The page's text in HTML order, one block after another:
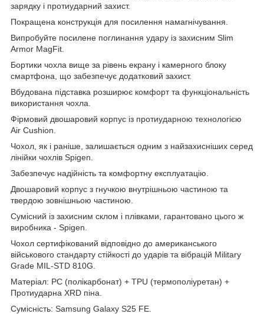
зарядку і протиударний захист.
Покращена конструкція для посилення намагнічування.
Випробуйте посилене поглинання удару із захисним Slim
Armor MagFit.
Бортики чохла вище за рівень екрану і камерного блоку
смартфона, що забезпечує додатковий захист.
Вбудована підставка розширює комфорт та функціональність
використання чохла.
Фірмовий двошаровий корпус із протиударною технологією
Air Cushion.
Чохол, як і раніше, залишається одним з найзахисніших серед
лінійки чохлів Spigen.
Забезпечує надійність та комфортну експлуатацію.
Двошаровий корпус з гнучкою внутрішньою частиною та
твердою зовнішньою частиною.
Сумісний із захисним склом і плівками, гарантовано цього ж
виробника - Spigen.
Чохол сертифікований відповідно до американського
військового стандарту стійкості до ударів та вібрацій Military
Grade MIL-STD 810G.
Матеріал: PC (полікарбонат) + TPU (термополіуретан) +
Протиударна XRD піна.
Сумісність: Samsung Galaxy S25 FE.